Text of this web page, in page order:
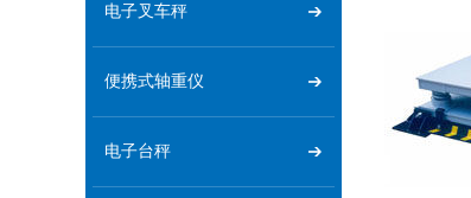
电子叉车秤
便携式轴重仪
电子台秤